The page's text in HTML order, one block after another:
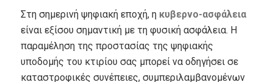
Στη σημερινή ψηφιακή εποχή, η κυβερνο-ασφάλεια
είναι εξίσου σημαντική με τη φυσική ασφάλεια. Η
παραμέληση της προστασίας της ψηφιακής
υποδομής του κτιρίου σας μπορεί να οδηγήσει σε
καταστροφικές συνέπειες, συμπεριλαμβανομένων